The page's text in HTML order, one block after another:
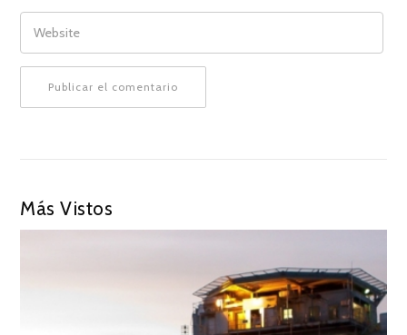
WEBSITE
Más Vistos